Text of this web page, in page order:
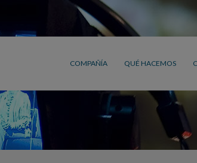
COMPAÑÍA QUÉ HACEMOS